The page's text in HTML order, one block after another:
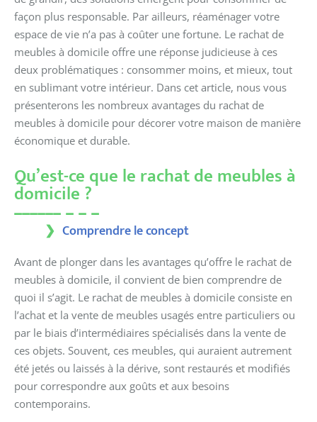
façon plus responsable. Par ailleurs, réaménager votre
espace de vie n’a pas à coûter une fortune. Le rachat de
meubles à domicile offre une réponse judicieuse à ces
deux problématiques : consommer moins, et mieux, tout
en sublimant votre intérieur. Dans cet article, nous vous
présenterons les nombreux avantages du rachat de
meubles à domicile pour décorer votre maison de manière
économique et durable.
Qu’est-ce que le rachat de meubles à
domicile ?
Comprendre le concept
Avant de plonger dans les avantages qu’offre le rachat de
meubles à domicile, il convient de bien comprendre de
quoi il s’agit. Le rachat de meubles à domicile consiste en
l’achat et la vente de meubles usagés entre particuliers ou
par le biais d’intermédiaires spécialisés dans la vente de
ces objets. Souvent, ces meubles, qui auraient autrement
été jetés ou laissés à la dérive, sont restaurés et modifiés
pour correspondre aux goûts et aux besoins
contemporains.